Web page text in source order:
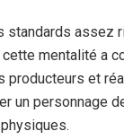
standards assez
mentalité a
producteurs et
un personnage